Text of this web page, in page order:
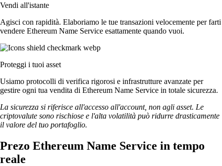
Vendi all'istante
Agisci con rapidità. Elaboriamo le tue transazioni velocemente per farti
vendere Ethereum Name Service esattamente quando vuoi.
Proteggi i tuoi asset
Usiamo protocolli di verifica rigorosi e infrastrutture avanzate per
gestire ogni tua vendita di Ethereum Name Service in totale sicurezza.
La sicurezza si riferisce all'accesso all'account, non agli asset. Le
criptovalute sono rischiose e l'alta volatilità può ridurre drasticamente
il valore del tuo portafoglio.
Prezo Ethereum Name Service in tempo
reale